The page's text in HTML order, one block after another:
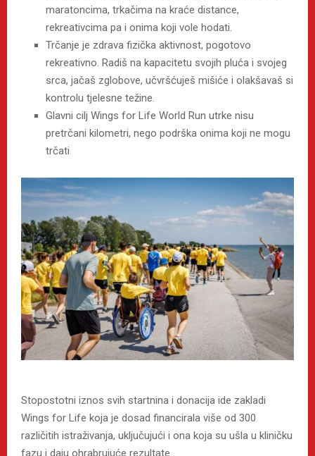
maratoncima, trkačima na kraće distance,
rekreativcima pa i onima koji vole hodati.
Trčanje je zdrava fizička aktivnost, pogotovo
rekreativno. Radiš na kapacitetu svojih pluća i svojeg
srca, jačaš zglobove, učvršćuješ mišiće i olakšavaš si
kontrolu tjelesne težine.
Glavni cilj Wings for Life World Run utrke nisu
pretrčani kilometri, nego podrška onima koji ne mogu
trčati
Stopostotni iznos svih startnina i donacija ide zakladi
Wings for Life koja je dosad financirala više od 300
različitih istraživanja, uključujući i ona koja su ušla u kliničku
fazu i daju ohrabrujuće rezultate.